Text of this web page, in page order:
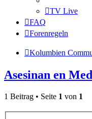
TV Live
FAQ
Forenregeln
Kolumbien
Asesinan en
1 Beitrag • Seite 1 von 1